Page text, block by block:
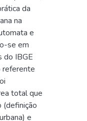
da
na
e
se em
do IBGE
total que
(definição
e